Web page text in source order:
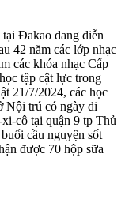
Đakao đang diễn
42 năm các lớp nhạc
các khóa nhạc Cấp
tập cật lực trong
21/7/2024, các học
Nội trú có ngày di
cô tại quận 9 tp Thủ
cầu nguyện sốt
được 70 hộp sữa